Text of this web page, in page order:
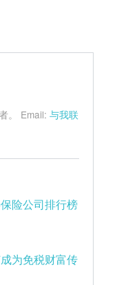
。 Email: 与我联
险公司排行榜
为免税财富传